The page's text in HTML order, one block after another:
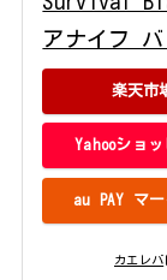
アナイフ
カエレバ
楽天市
Yahooショ
au PAY マ